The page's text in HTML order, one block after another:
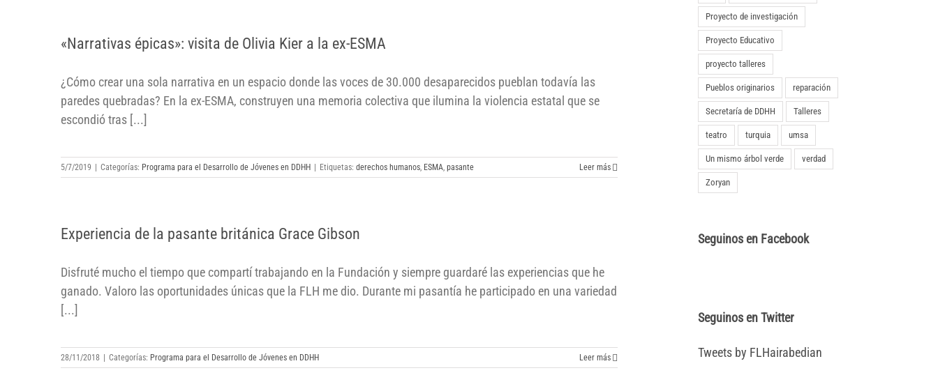
«Narrativas épicas»: visita de Olivia
«Narrativas épicas»: visita de Olivia Kier a la ex-ESMA
¿Cómo crear una sola narrativa en un espacio donde las voces de 30.000 desaparecidos pueblan todavía las
paredes quebradas? En la ex-ESMA, construyen una memoria colectiva que ilumina la violencia estatal que se
escondió tras [...]
5/7/2019 Categorías: Programa para el Desarrollo de Jóvenes en DDHH Etiquetas: derechos humanos, ESMA, pasante Leer más
Experiencia de la pasante británica
Experiencia de la pasante británica Grace Gibson
Disfruté mucho el tiempo que compartí trabajando en la Fundación y siempre guardaré las experiencias que he
ganado. Valoro las oportunidades únicas que la FLH me dio. Durante mi pasantía he participado en una variedad
[...]
28/11/2018 Categorías: Programa para el Desarrollo de Jóvenes en DDHH Leer más
Proyecto de investigación
Proyecto Educativo
proyecto talleres
Pueblos originarios reparación
Secretaría de DDHH Talleres
teatro turquia umsa
Un mismo árbol verde verdad
Zoryan
Seguinos en Facebook
Seguinos en Twitter
Tweets by FLHairabedian